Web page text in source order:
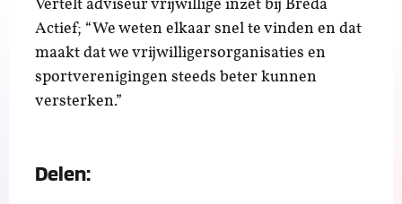
Vertelt adviseur vrijwillige inzet bij Breda
Actief; “We weten elkaar snel te vinden en dat
maakt dat we vrijwilligersorganisaties en
sportverenigingen steeds beter kunnen
versterken.”
Delen: